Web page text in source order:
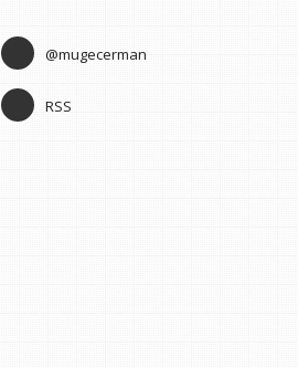
@mugecerman
RSS